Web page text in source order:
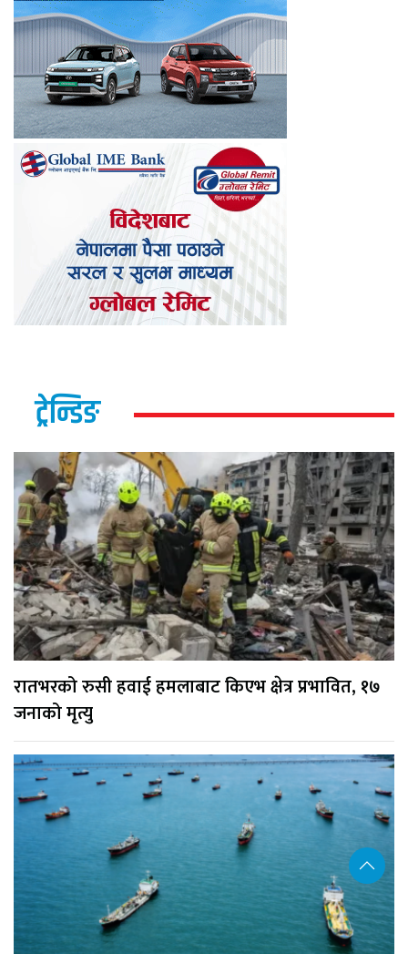
ट्रेन्डिङ
रातभरको रुसी हवाई हमलाबाट किएभ क्षेत्र प्रभावित, १७
जनाको मृत्यु